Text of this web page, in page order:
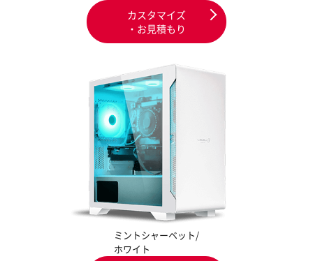
カスタマイズ
・お見積もり
ミントシャーベット/
ホワイト